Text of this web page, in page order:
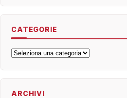
CATEGORIE
Categorie
ARCHIVI